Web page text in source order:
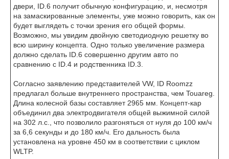
двери, ID.6 получит обычную конфигурацию, и, несмотря
на замаскированные элементы, уже можно говорить, как он
будет выглядеть с точки зрения его общей формы.
Возможно, мы увидим двойную светодиодную решетку во
всю ширину концепта. Одно только увеличение размера
должно сделать ID.6 совершенно другим авто по
сравнению с ID.4 и родственника ID.3.
Согласно заявлению представителей VW, ID Roomzz
предлагал больше внутреннего пространства, чем Touareg.
Длина колесной базы составляет 2965 мм. Концепт-кар
объединил два электродвигателя общей выжимной силой
на 302 л.с., что позволило разгоняться от нуля до 100 км/ч
за 6,6 секунды и до 180 км/ч. Его дальность была
установлена на уровне 450 км в соответствии с циклом
WLTP.